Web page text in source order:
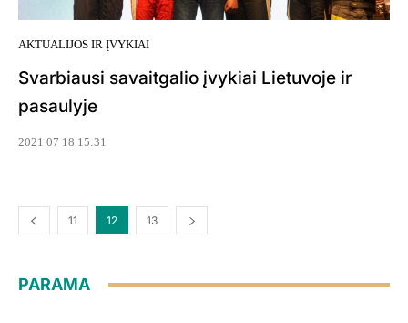
AKTUALIJOS IR ĮVYKIAI
Svarbiausi savaitgalio įvykiai Lietuvoje ir
pasaulyje
2021 07 18 15:31
11 12 13
PARAMA